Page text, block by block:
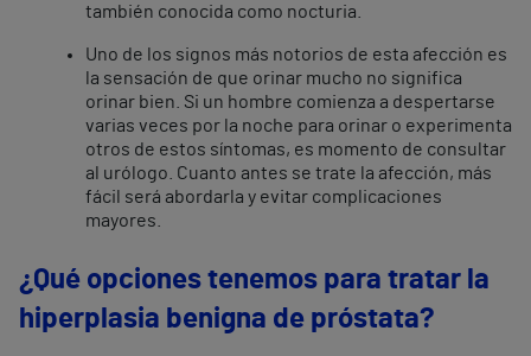
también conocida como nocturia.
Uno de los signos más notorios de esta afección es
la sensación de que orinar mucho no significa
orinar bien. Si un hombre comienza a despertarse
varias veces por la noche para orinar o experimenta
otros de estos síntomas, es momento de consultar
al urólogo. Cuanto antes se trate la afección, más
fácil será abordarla y evitar complicaciones
mayores.
¿Qué opciones tenemos para tratar la
hiperplasia benigna de próstata?